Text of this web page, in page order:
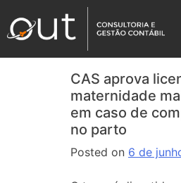
CAS aprova
maternidade
em caso de
no parto
Posted on 6 de